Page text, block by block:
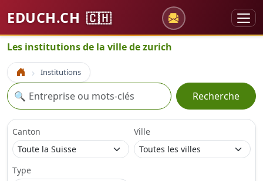
EDUCH.CH 🇨🇭
Les institutions de la ville de zurich
Accueil Institutions
Recherche
🔍 Recherche
Canton Ville
Type